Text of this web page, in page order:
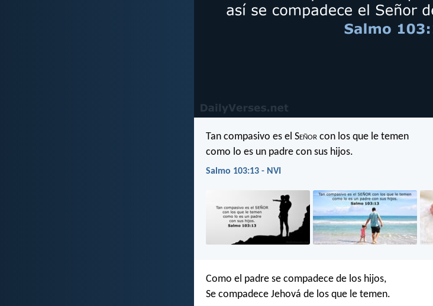
Tan compasivo es el Señor con los que le temen
como lo es un padre con sus hijos.
Salmo 103:13 - NVI
Como el padre se compadece de los hijos,
Se compadece Jehová de los que le temen.